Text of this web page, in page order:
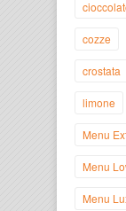
cozze
crostata
limone
Menu
Menu
Menu